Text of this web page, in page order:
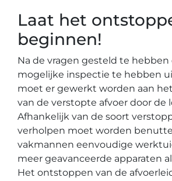
Laat het
beginnen!
Na de vragen gesteld te hebben
mogelijke inspectie te hebben
moet er gewerkt worden aan
van de verstopte afvoer door de
Afhankelijk van de soort
verholpen moet worden
vakmannen eenvoudige
meer geavanceerde apparaten
Het ontstoppen van de